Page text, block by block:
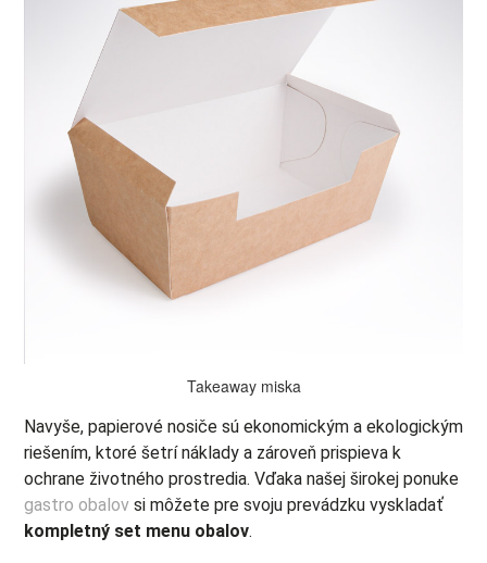
Takeaway miska
Navyše, papierové nosiče sú ekonomickým a ekologickým
riešením, ktoré šetrí náklady a zároveň prispieva k
ochrane životného prostredia. Vďaka našej širokej ponuke
gastro obalov si môžete pre svoju prevádzku vyskladať
kompletný set menu obalov.